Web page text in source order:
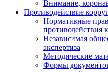
Внимание,
Противодействие
Нормативные
противодействия
Независимая
экспертиза
Методические
Формы